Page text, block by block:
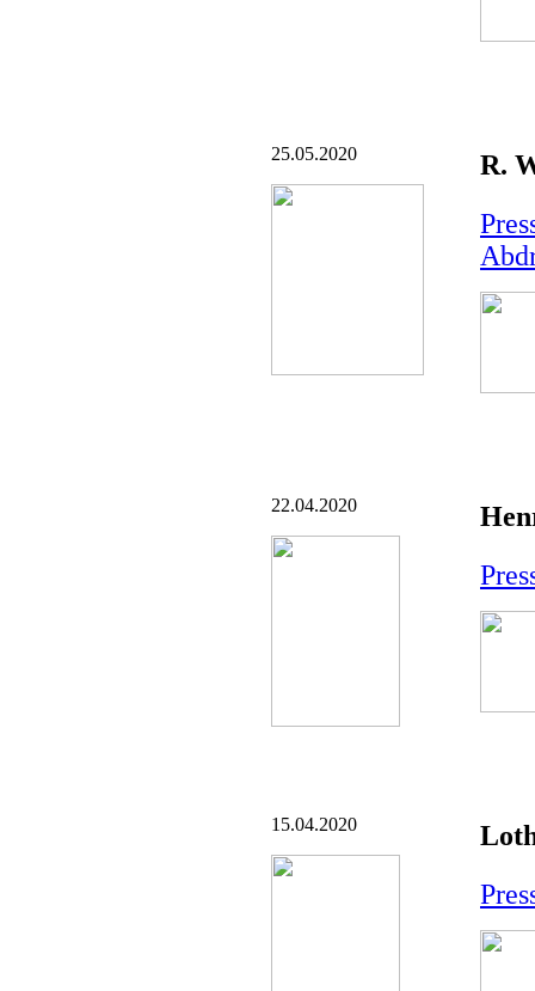
25.05.2020
R.
22.04.2020
15.04.2020